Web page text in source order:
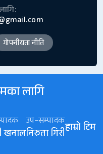
गोपनीयता नीति
लागि
खनाल
उप–सम्पादक
निरुता गिरीहाम्रो टिम